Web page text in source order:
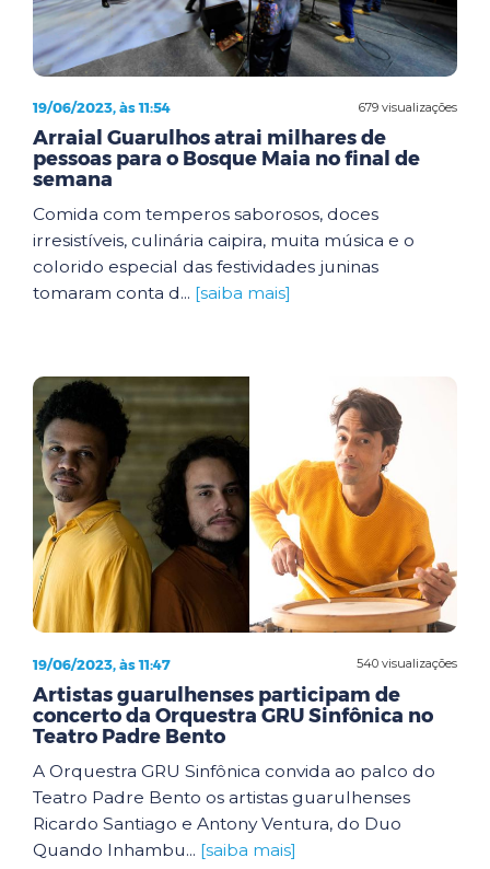
679 visualizações
19/06/2023, às 11:54
Arraial Guarulhos atrai milhares de
pessoas para o Bosque Maia no final de
semana
Comida com temperos saborosos, doces
irresistíveis, culinária caipira, muita música e o
colorido especial das festividades juninas
tomaram conta d... [saiba mais]
540 visualizações
19/06/2023, às 11:47
Artistas guarulhenses participam de
concerto da Orquestra GRU Sinfônica no
Teatro Padre Bento
A Orquestra GRU Sinfônica convida ao palco do
Teatro Padre Bento os artistas guarulhenses
Ricardo Santiago e Antony Ventura, do Duo
Quando Inhambu... [saiba mais]